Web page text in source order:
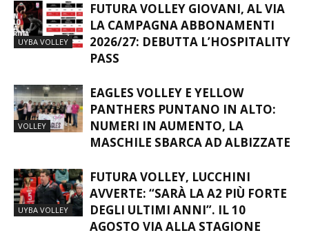
UYBA VOLLEY
FUTURA VOLLEY GIOVANI, AL VIA
LA CAMPAGNA ABBONAMENTI
2026/27: DEBUTTA L’HOSPITALITY
PASS
VOLLEY
EAGLES VOLLEY E YELLOW
PANTHERS PUNTANO IN ALTO:
NUMERI IN AUMENTO, LA
MASCHILE SBARCA AD ALBIZZATE
UYBA VOLLEY
FUTURA VOLLEY, LUCCHINI
AVVERTE: “SARÀ LA A2 PIÙ FORTE
DEGLI ULTIMI ANNI”. IL 10
AGOSTO VIA ALLA STAGIONE